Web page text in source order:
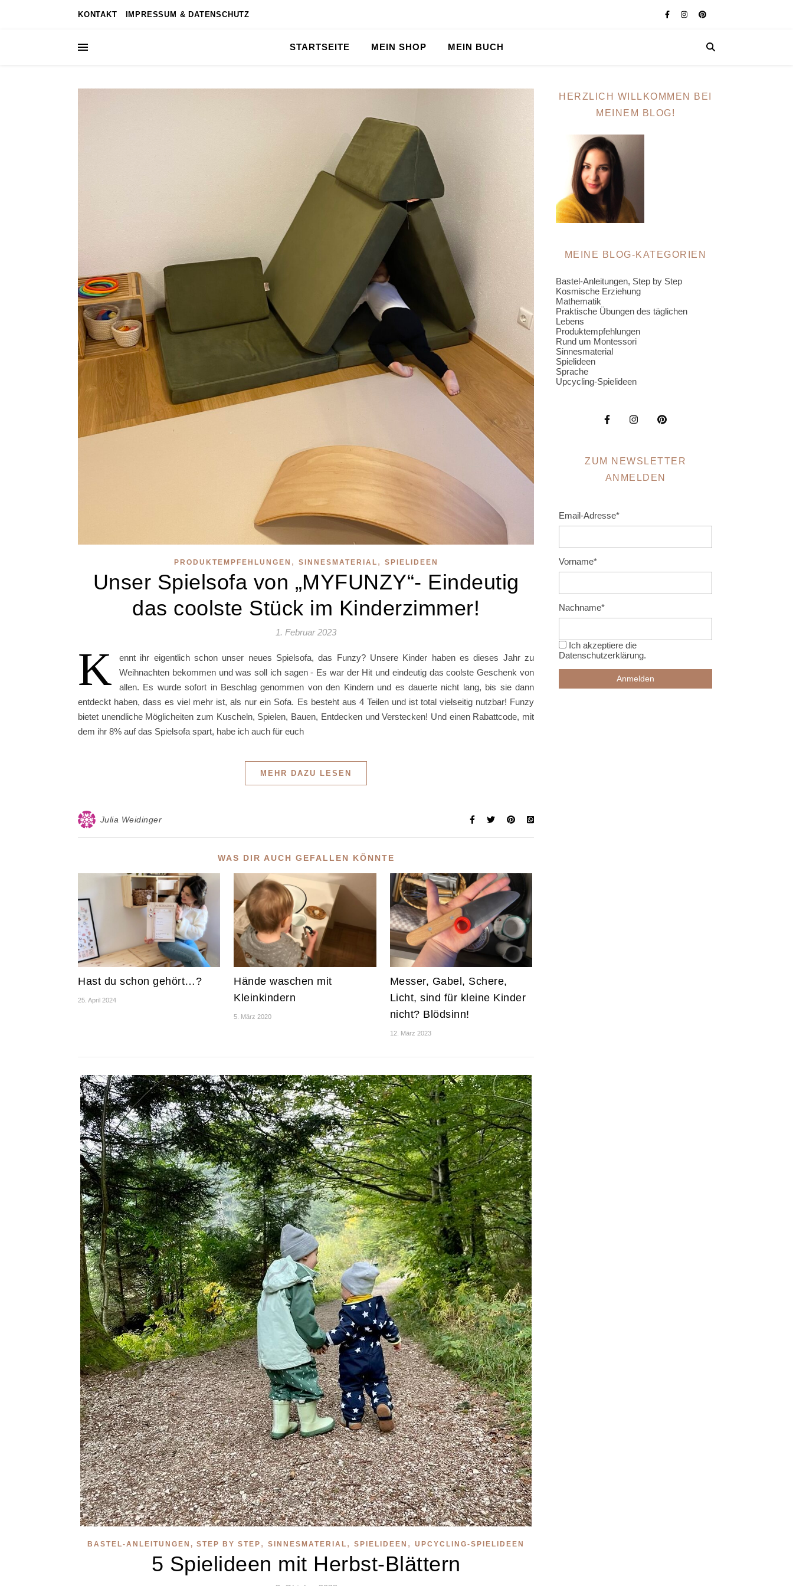
KONTAKT IMPRESSUM & DATENSCHUTZ
STARTSEITE MEIN SHOP MEIN BUCH
PRODUKTEMPFEHLUNGEN , SINNESMATERIAL , SPIELIDEEN
Unser Spielsofa von „MYFUNZY“- Eindeutig
das coolste Stück im Kinderzimmer!
1. Februar 2023
K
ennt ihr eigentlich schon unser neues Spielsofa, das Funzy? Unsere Kinder haben es dieses Jahr zu
Weihnachten bekommen und was soll ich sagen - Es war der Hit und eindeutig das coolste Geschenk von
allen. Es wurde sofort in Beschlag genommen von den Kindern und es dauerte nicht lang, bis sie dann
entdeckt haben, dass es viel mehr ist, als nur ein Sofa. Es besteht aus 4 Teilen und ist total vielseitig nutzbar! Funzy
bietet unendliche Möglicheiten zum Kuscheln, Spielen, Bauen, Entdecken und Verstecken! Und einen Rabattcode, mit
dem ihr 8% auf das Spielsofa spart, habe ich auch für euch
MEHR DAZU LESEN
Julia Weidinger
WAS DIR AUCH GEFALLEN KÖNNTE
Hast du schon gehört…?
25. April 2024
Hände waschen mit
Kleinkindern
5. März 2020
Messer, Gabel, Schere,
Licht, sind für kleine Kinder
nicht? Blödsinn!
12. März 2023
BASTEL-ANLEITUNGEN, STEP BY STEP , SINNESMATERIAL , SPIELIDEEN , UPCYCLING-SPIELIDEEN
5 Spielideen mit Herbst-Blättern
HERZLICH WILLKOMMEN BEI
MEINEM BLOG!
MEINE BLOG-KATEGORIEN
Bastel-Anleitungen, Step by Step
Kosmische Erziehung
Mathematik
Praktische Übungen des täglichen
Lebens
Produktempfehlungen
Rund um Montessori
Sinnesmaterial
Spielideen
Sprache
Upcycling-Spielideen
ZUM NEWSLETTER
ANMELDEN
Email-Adresse*
Vorname*
Nachname*
Ich akzeptiere die
Datenschutzerklärung.